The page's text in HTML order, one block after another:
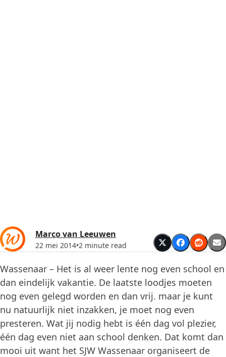
Marco van Leeuwen
22 mei 2014•2 minute read
Wassenaar – Het is al weer lente nog even school en
dan eindelijk vakantie. De laatste loodjes moeten
nog even gelegd worden en dan vrij. maar je kunt
nu natuurlijk niet inzakken, je moet nog even
presteren. Wat jij nodig hebt is één dag vol plezier,
één dag even niet aan school denken. Dat komt dan
mooi uit want het SJW Wassenaar organiseert de